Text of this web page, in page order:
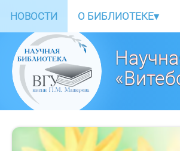
НОВОСТИ О БИБЛИОТЕКЕ▾